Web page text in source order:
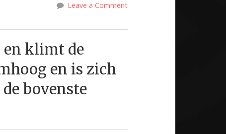
Leave a Comment
en klimt de
en is zich
bovenste